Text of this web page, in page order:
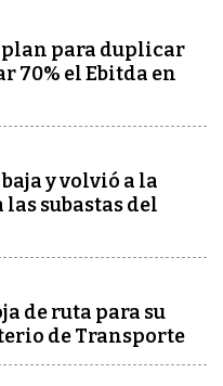
para duplicar
70% el Ebitda en
y volvió a la
las subastas del
de ruta para su
de Transporte